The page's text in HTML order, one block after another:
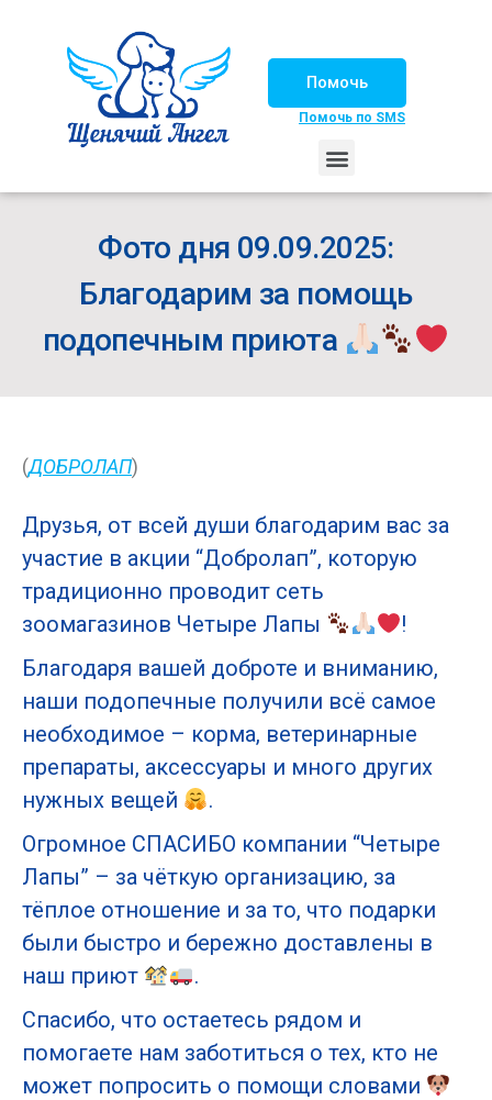
Помочь
Помочь по SMS
Фото дня 09.09.2025:
Благодарим за помощь
подопечным приюта
(ДОБРОЛАП)
Друзья, от всей души благодарим вас за
участие в акции “Добролап”, которую
традиционно проводит сеть
зоомагазинов Четыре Лапы
!
Благодаря вашей доброте и вниманию,
наши подопечные получили всё самое
необходимое – корма, ветеринарные
препараты, аксессуары и много других
нужных вещей
.
Огромное СПАСИБО компании “Четыре
Лапы” – за чёткую организацию, за
тёплое отношение и за то, что подарки
были быстро и бережно доставлены в
наш приют
.
Спасибо, что остаетесь рядом и
помогаете нам заботиться о тех, кто не
может попросить о помощи словами